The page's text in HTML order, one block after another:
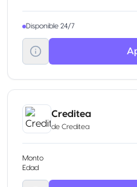
Disponible 24/7
Creditea
de Creditea
Monto
Edad